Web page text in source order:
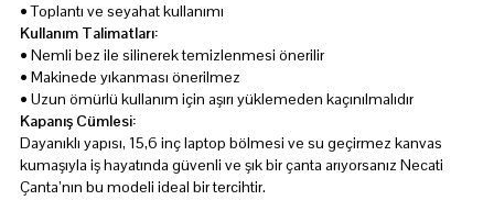
• Toplantı ve seyahat kullanımı
Kullanım Talimatları:
• Nemli bez ile silinerek temizlenmesi önerilir
• Makinede yıkanması önerilmez
• Uzun ömürlü kullanım için aşırı yüklemeden kaçınılmalıdır
Kapanış Cümlesi:
Dayanıklı yapısı, 15,6 inç laptop bölmesi ve su geçirmez kanvas
kumaşıyla iş hayatında güvenli ve şık bir çanta arıyorsanız Necati
Çanta’nın bu modeli ideal bir tercihtir.